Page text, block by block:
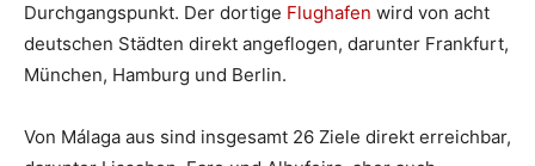
Durchgangspunkt. Der dortige Flughafen wird von acht
deutschen Städten direkt angeflogen, darunter Frankfurt,
München, Hamburg und Berlin.
Von Málaga aus sind insgesamt 26 Ziele direkt erreichbar,